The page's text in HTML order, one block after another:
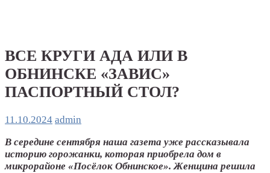
ВСЕ КРУГИ АДА ИЛИ В
ОБНИНСКЕ «ЗАВИС»
ПАСПОРТНЫЙ СТОЛ?
11.10.2024 admin
В середине сентября наша газета уже рассказывала
историю горожанки, которая приобрела дом в
микрорайоне «Посёлок Обнинское». Женщина решила